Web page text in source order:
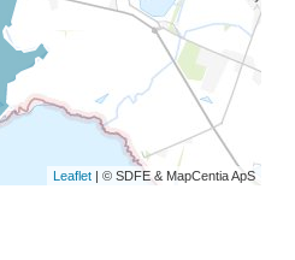
Leaflet | © SDFE & MapCentia ApS